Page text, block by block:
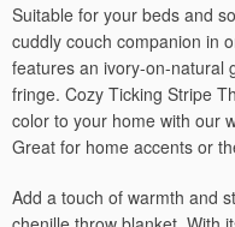
Suitable for your beds and
cuddly couch companion in
features an ivory-on-natural
fringe. Cozy Ticking Stripe
color to your home with our
Great for home accents or
Add a touch of warmth and